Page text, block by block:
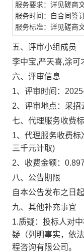
服务要求：详见磋商
服务时间：自合同签
服务标准：详见磋商
五、评审小组成员
李中宝,严天喜,涂可
六、评审信息
1、评审时间：
2、评审地点： 采招
七、代理服务收费标
1、代理服务收费标
三千元计取)
2、收费金额：
八、公告期限
自本公告发布之日
九、其他补充事宜
1.质疑：投标人对
疑（列明事实，依
程咨询有限公司。